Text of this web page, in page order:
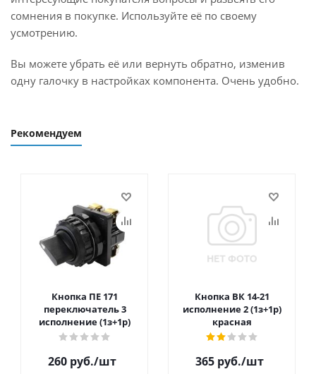
сомнения в покупке. Используйте её по своему
усмотрению.
Вы можете убрать её или вернуть обратно, изменив
одну галочку в настройках компонента. Очень удобно.
Рекомендуем
Кнопка ПЕ 171
переключатель 3
исполнение (1з+1р)
260 руб./шт
Кнопка ВК 14-21
исполнение 2 (1з+1р)
красная
365 руб./шт